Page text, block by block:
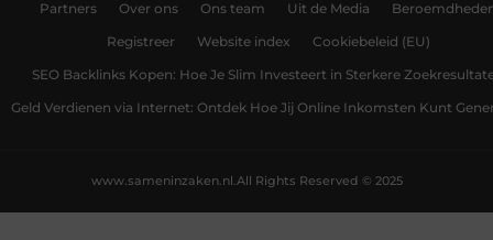
Partners Over ons Ons team Uit de Media
Registreer Website index Cookiebeleid (EU)
SEO Backlinks Kopen: Hoe Je Slim Investeert in Sterkere
Geld Verdienen via Internet: Ontdek Hoe Jij Online Inkomsten Kunt
All Rights Reserved © 2025
www.sameninzaken.nl.